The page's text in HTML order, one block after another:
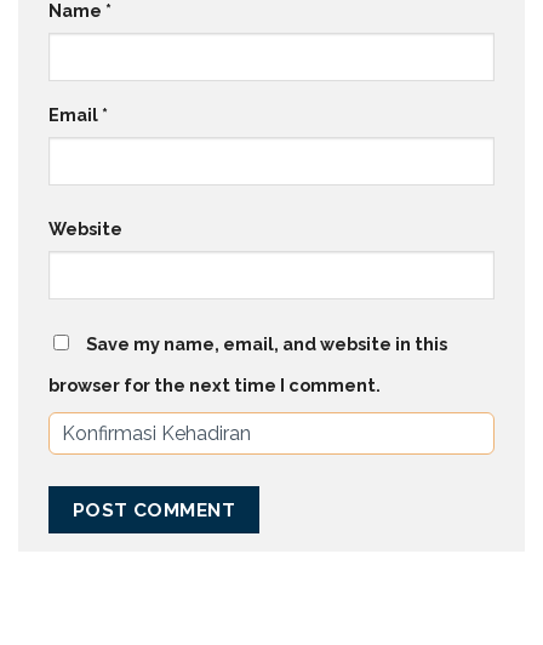
Name *
Email *
Website
Save my name, email, and website in this
browser for the next time I comment.